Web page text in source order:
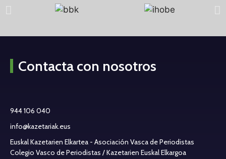
Contacta con nosotros
944 106 040
info@kazetariak.eus
Euskal Kazetarien Elkartea - Asociación Vasca de Periodistas
Colegio Vasco de Periodistas / Kazetarien Euskal Elkargoa